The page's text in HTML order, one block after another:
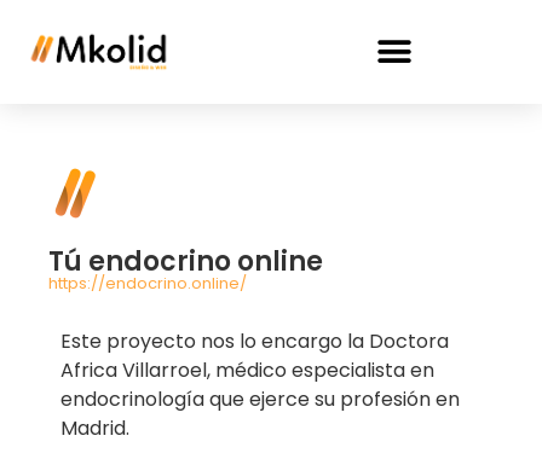
Tú endocrino online
https://endocrino.online/
Este proyecto nos lo encargo la Doctora
Africa Villarroel, médico especialista en
endocrinología que ejerce su profesión en
Madrid.